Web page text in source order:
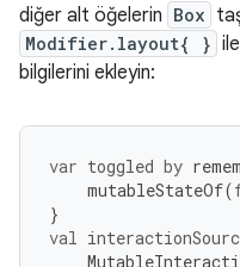
diğer alt öğelerin Box
Modifier.layout{ }
bilgilerini ekleyin:
var toggled by
mutableStateOf(
}
val